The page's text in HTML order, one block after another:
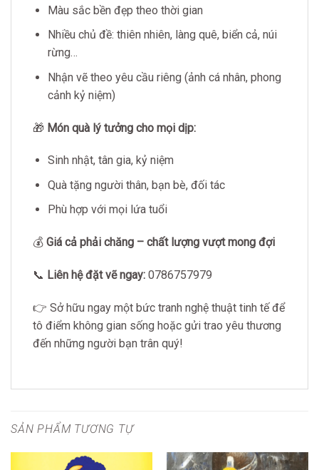
Màu sắc bền đẹp theo thời gian
Nhiều chủ đề: thiên nhiên, làng quê, biển cả, núi
rừng…
Nhận vẽ theo yêu cầu riêng (ảnh cá nhân, phong
cảnh kỷ niệm)
🎁 Món quà lý tưởng cho mọi dịp:
Sinh nhật, tân gia, kỷ niệm
Quà tặng người thân, bạn bè, đối tác
Phù hợp với mọi lứa tuổi
💰 Giá cả phải chăng – chất lượng vượt mong đợi
📞 Liên hệ đặt vẽ ngay: 0786757979
👉 Sở hữu ngay một bức tranh nghệ thuật tinh tế để
tô điểm không gian sống hoặc gửi trao yêu thương
đến những người bạn trân quý!
SẢN PHẨM TƯƠNG TỰ